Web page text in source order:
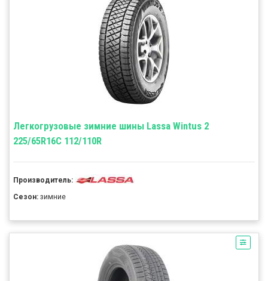
Легкогрузовые зимние шины Lassa Wintus 2
225/65R16C 112/110R
Производитель:
Сезон: зимние